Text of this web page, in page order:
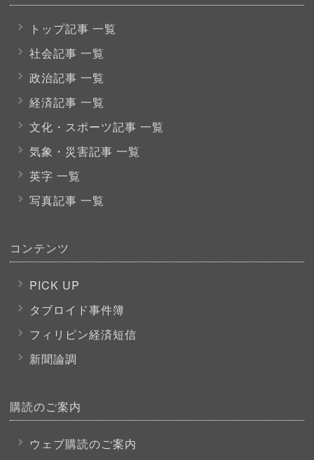
トップ記事 一覧
社会記事 一覧
政治記事 一覧
経済記事 一覧
文化・スポーツ記事 一覧
気象・災害記事 一覧
英字 一覧
写真記事 一覧
コンテンツ
PICK UP
タブロイド事件簿
フィリピン経済短信
新聞論調
購読のご案内
ウェブ購読のご案内